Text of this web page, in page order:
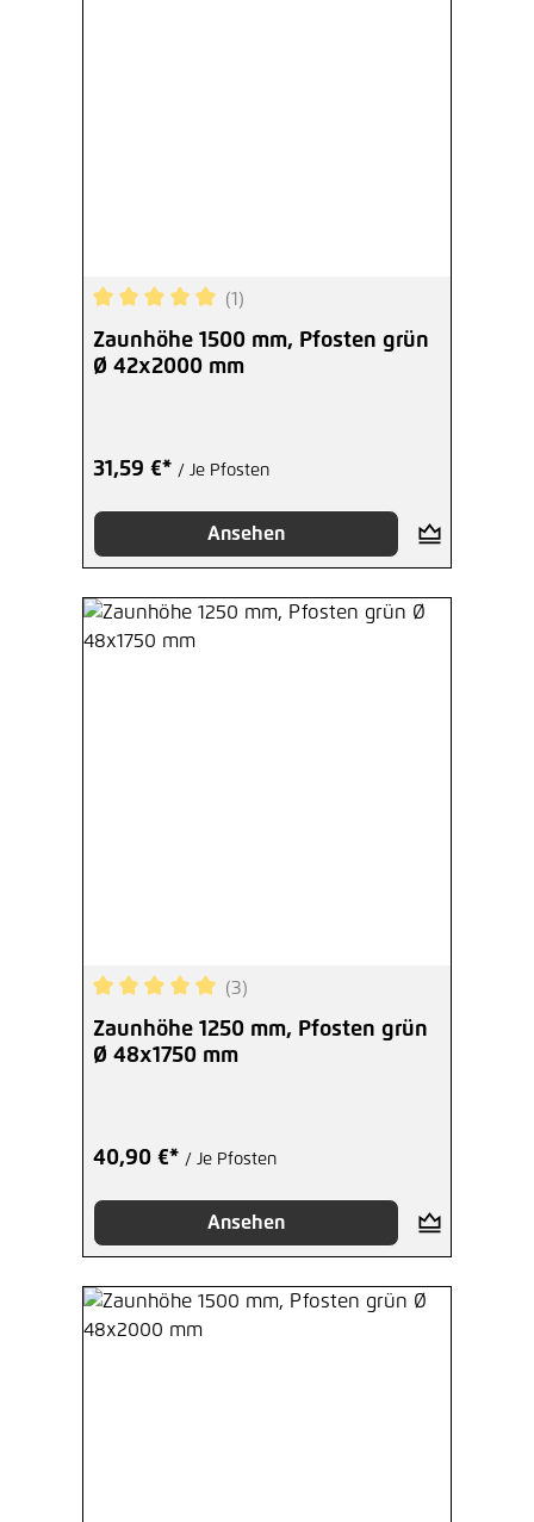
Durchschnittliche Bewertung von 5 von 5
(1)
Zaunhöhe 1500 mm, Pfosten grün
Ø 42x2000 mm
31,59 €* / Je Pfosten
Ansehen
Durchschnittliche Bewertung von 5 von 5
(3)
Zaunhöhe 1250 mm, Pfosten grün
Ø 48x1750 mm
40,90 €* / Je Pfosten
Ansehen